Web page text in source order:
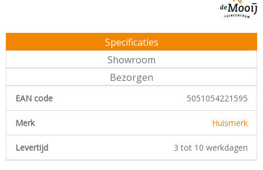
Specificaties
Showroom
Bezorgen
EAN code 5051054221595
Merk Huismerk
Levertijd 3 tot 10 werkdagen